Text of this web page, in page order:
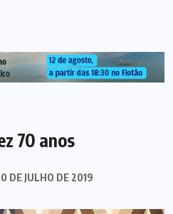
70 anos
DE JULHO DE 2019